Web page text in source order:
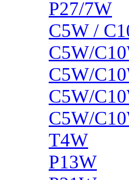
P27/7W
C5W /
C5W/
C5W/
C5W/
C5W/
T4W
P13W